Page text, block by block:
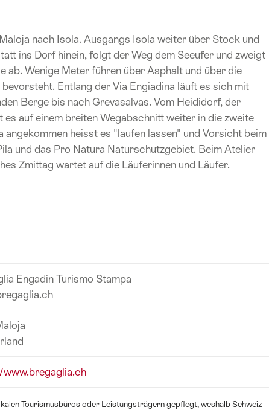
nach Isola. Ausgangs Isola weiter über Stock und
ins Dorf hinein, folgt der Weg dem Seeufer und zweigt
Wenige Meter führen über Asphalt und über die
Entlang der Via Engiadina läuft es sich mit
Berge bis nach Grevasalvas. Vom Heididorf, der
auf einem breiten Wegabschnitt weiter in die zweite
heisst es "laufen lassen" und Vorsicht beim
und das Pro Natura Naturschutzgebiet. Beim Atelier
Zmittag wartet auf die Läuferinnen und Läufer.
Engadin Turismo Stampa
Tourismusbüros oder Leistungsträgern gepflegt, weshalb Schweiz